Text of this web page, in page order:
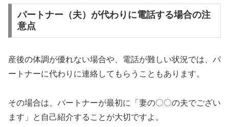
パートナー（夫）が代わりに電話する場合の注
意点
産後の体調が優れない場合や、電話が難しい状況では、パ
ートナーに代わりに連絡してもらうこともあります。
その場合は、パートナーが最初に「妻の〇〇の夫でござい
ます」と自己紹介することが大切ですよ。